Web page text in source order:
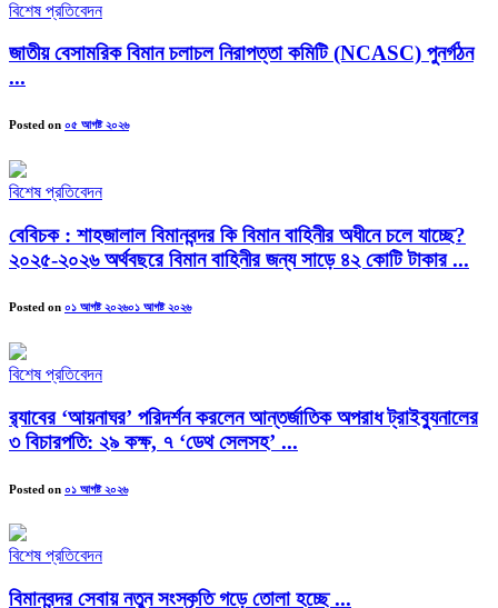
বিশেষ প্রতিবেদন
জাতীয় বেসামরিক বিমান চলাচল নিরাপত্তা কমিটি (NCASC) পুনর্গঠন
...
Posted on ০৫ আগষ্ট ২০২৬
বিশেষ প্রতিবেদন
বেবিচক : শাহজালাল বিমানবন্দর কি বিমান বাহিনীর অধীনে চলে যাচ্ছে?
২০২৫-২০২৬ অর্থবছরে বিমান বাহিনীর জন্য সাড়ে ৪২ কোটি টাকার ...
Posted on ০১ আগষ্ট ২০২৬০১ আগষ্ট ২০২৬
বিশেষ প্রতিবেদন
র‍্যাবের ‘আয়নাঘর’ পরিদর্শন করলেন আন্তর্জাতিক অপরাধ ট্রাইব্যুনালের
৩ বিচারপতি: ২৯ কক্ষ, ৭ ‘ডেথ সেলসহ’ ...
Posted on ০১ আগষ্ট ২০২৬
বিশেষ প্রতিবেদন
বিমানবন্দর সেবায় নতুন সংস্কৃতি গড়ে তোলা হচ্ছে ...